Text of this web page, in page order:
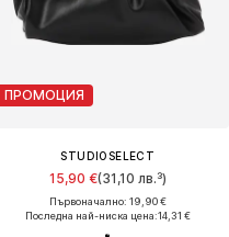
ПРОМОЦИЯ
STUDIOSELECT
15,90 €(31,10 лв.³)
Първоначално: 19,90 €
Последна най-ниска цена:14,31 €